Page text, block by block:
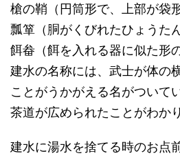
槍の鞘（円筒形で、上部が袋
瓢箪（胴がくびれたひょうた
餌畚（餌を入れる器に似た形
建水の名称には、武士が体の
ことがうかがえる名がついて
茶道が広められたことがわか
建水に湯水を捨てる時のお点